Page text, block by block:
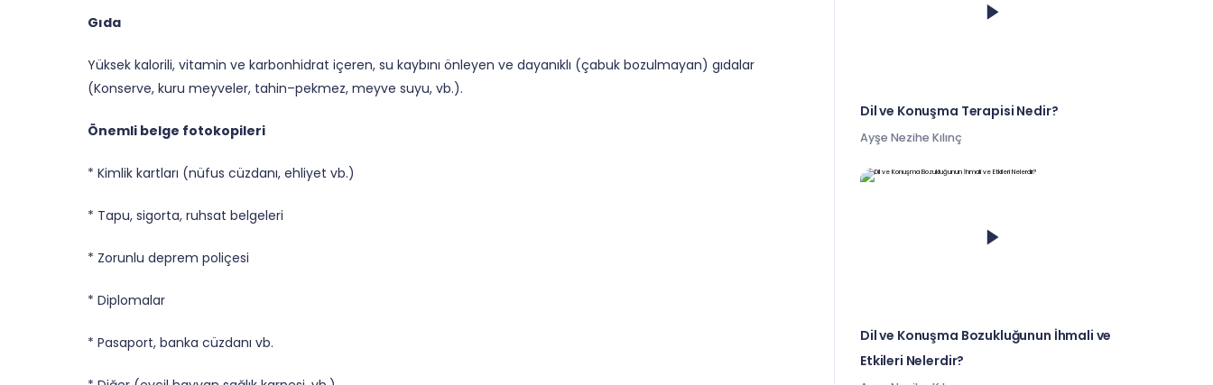
Gıda
Yüksek kalorili, vitamin ve karbonhidrat içeren, su kaybını önleyen ve dayanıklı (çabuk bozulmayan) gıdalar
(Konserve, kuru meyveler, tahin–pekmez, meyve suyu, vb.).
Önemli belge fotokopileri
* Kimlik kartları (nüfus cüzdanı, ehliyet vb.)
* Tapu, sigorta, ruhsat belgeleri
* Zorunlu deprem poliçesi
* Diplomalar
* Pasaport, banka cüzdanı vb.
Dil ve Konuşma Terapisi Nedir?
Ayşe Nezihe Kılınç
Dil ve Konuşma Bozukluğunun İhmali ve
Etkileri Nelerdir?